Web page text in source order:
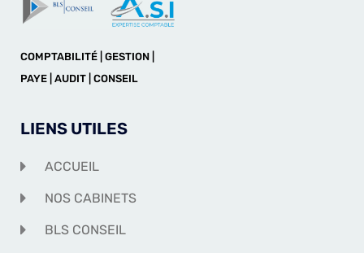
COMPTABILITÉ | GESTION |
PAYE | AUDIT | CONSEIL
LIENS UTILES
ACCUEIL
NOS CABINETS
BLS CONSEIL